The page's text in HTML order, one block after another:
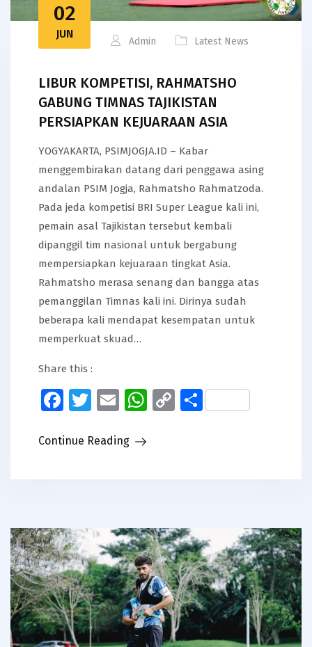
02
JUN
Admin Latest News
LIBUR KOMPETISI, RAHMATSHO
GABUNG TIMNAS TAJIKISTAN
PERSIAPKAN KEJUARAAN ASIA
YOGYAKARTA, PSIMJOGJA.ID – Kabar
menggembirakan datang dari penggawa asing
andalan PSIM Jogja, Rahmatsho Rahmatzoda.
Pada jeda kompetisi BRI Super League kali ini,
pemain asal Tajikistan tersebut kembali
dipanggil tim nasional untuk bergabung
mempersiapkan kejuaraan tingkat Asia.
Rahmatsho merasa senang dan bangga atas
pemanggilan Timnas kali ini. Dirinya sudah
beberapa kali mendapat kesempatan untuk
memperkuat skuad…
Share this :
Facebook
Twitter
EmailWhatsApp
CopyShare
Continue Reading